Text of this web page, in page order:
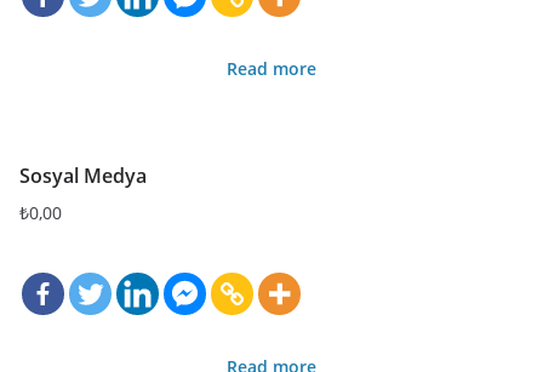
Read more
Sosyal Medya
₺0,00
Read more